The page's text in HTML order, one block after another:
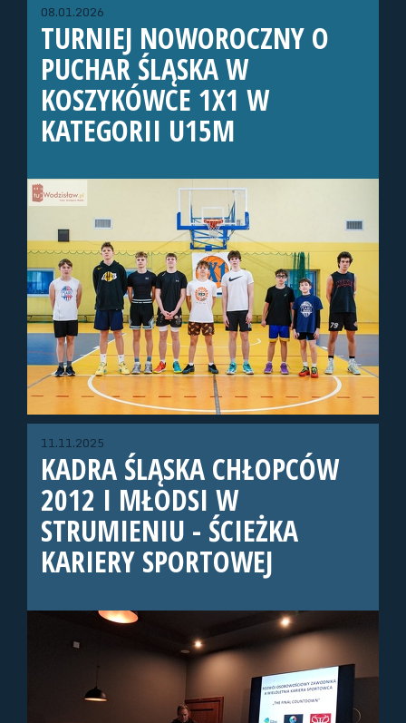
08.01.2026
TURNIEJ NOWOROCZNY O
PUCHAR ŚLĄSKA W
KOSZYKÓWCE 1X1 W
KATEGORII U15M
11.11.2025
KADRA ŚLĄSKA CHŁOPCÓW
2012 I MŁODSI W
STRUMIENIU - ŚCIEŻKA
KARIERY SPORTOWEJ